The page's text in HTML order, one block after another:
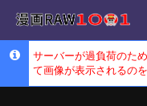
サーバーが過負荷のた
て画像が表示されるの